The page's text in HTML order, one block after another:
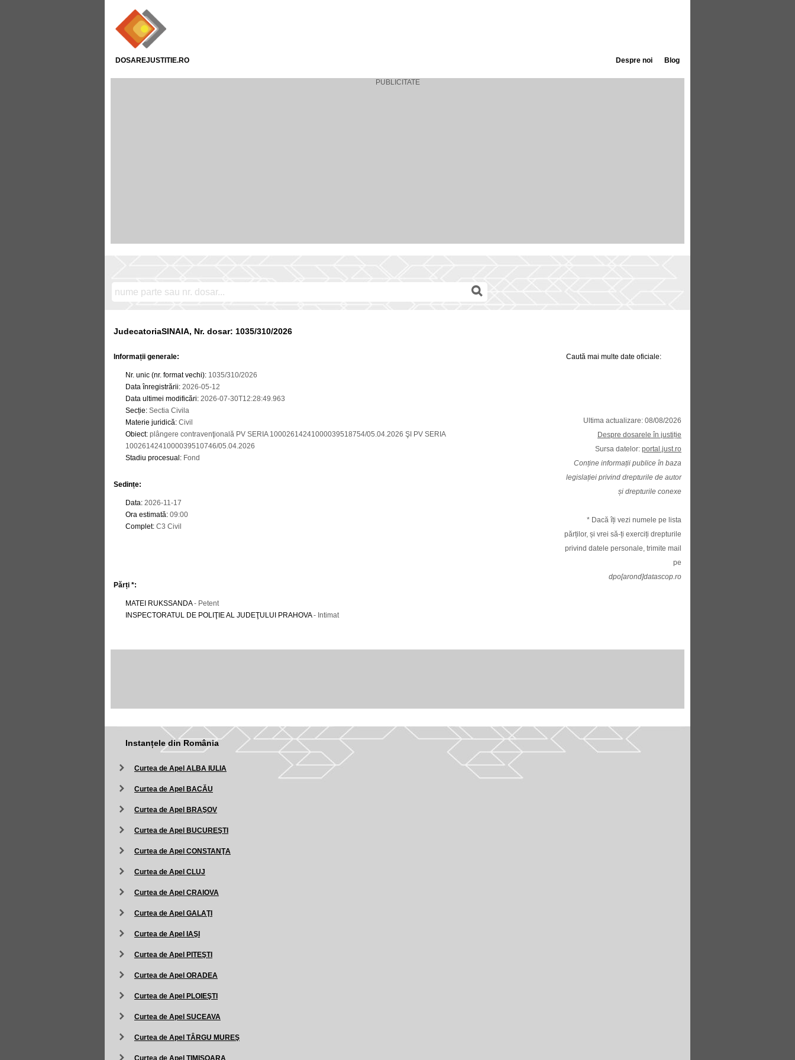
DOSAREJUSTITIE.RO Blog
Despre noi
JudecatoriaSINAIA, Nr. dosar: 1035/310/2026
Informații generale:
Nr. unic (nr. format vechi): 1035/310/2026
Data înregistrării: 2026-05-12
Data ultimei modificări: 2026-07-30T12:28:49.963
Secție: Sectia Civila
Materie juridică: Civil
Obiect: plângere contravenţională PV SERIA 10002614241000039518754/05.04.2026 ŞI PV SERIA
1002614241000039510746/05.04.2026
Stadiu procesual : Fond
Sedințe:
Data: 2026-11-17
Ora estimată: 09:00
Complet: C3 Civil
Părți *:
MATEI RUKSSANDA- Petent
INSPECTORATUL DE POLIŢIE AL JUDEŢULUI PRAHOVA- Intimat
Caută mai multe date oficiale:
Ultima actualizare: 08/08/2026
Despre dosarele în justiție
Sursa datelor: portal.just.ro
Conține informații publice în baza
legislației privind drepturile de autor
și drepturile conexe
* Dacă îți vezi numele pe lista
părților, și vrei să-ți exerciți drepturile
privind datele personale, trimite mail
pe
dpo[arond]datascop.ro
Instanțele din România
Curtea de Apel ALBA IULIA
Curtea de Apel BACĂU
Curtea de Apel BRAŞOV
Curtea de Apel BUCUREŞTI
Curtea de Apel CONSTANŢA
Curtea de Apel CLUJ
Curtea de Apel CRAIOVA
Curtea de Apel GALAŢI
Curtea de Apel IAŞI
Curtea de Apel PITEŞTI
Curtea de Apel ORADEA
Curtea de Apel PLOIEŞTI
Curtea de Apel SUCEAVA
Curtea de Apel TÂRGU MUREŞ
Curtea de Apel TIMIŞOARA